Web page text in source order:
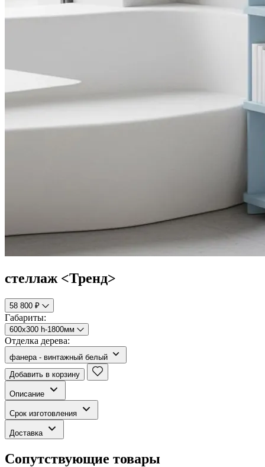
стеллаж <Тренд>
58 800 ₽
Габариты:
600х300 h-1800мм
Отделка дерева:
фанера - винтажный белый
Добавить в корзину
Описание
Срок изготовления
Доставка
Сопутствующие товары